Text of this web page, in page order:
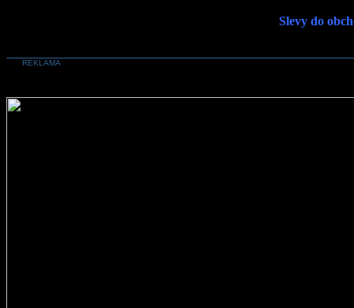
Slevy do
REKLAMA